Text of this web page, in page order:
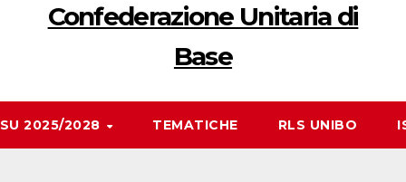
Confederazione Unitaria di
Base
2025/2028 TEMATICHE RLS UNIBO